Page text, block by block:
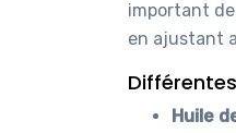
important
en ajustant
Huile